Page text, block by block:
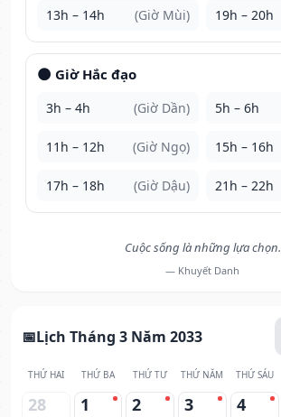
13h – 14h (Giờ Mùi) 19h – 20h
🌑 Giờ Hắc đạo
3h – 4h (Giờ Dần) 5h – 6h
11h – 12h (Giờ Ngọ) 15h – 16h
17h – 18h (Giờ Dậu) 21h – 22h
Cuộc sống là những lựa chọn.
— Khuyết Danh
Lịch Tháng 3 Năm 2033
THỨ HAI THỨ BA THỨ TƯ THỨ NĂM THỨ SÁU
28 1 2 3 4